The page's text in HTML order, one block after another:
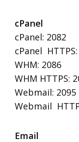
cPanel
cPanel: 2082
cPanel
WHM: 2086
WHM HTTPS:
Webmail: 2095
Webmail
Email